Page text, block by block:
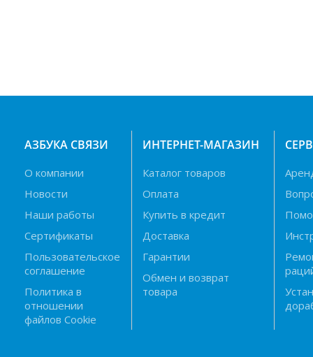
АЗБУКА СВЯЗИ
О компании
Новости
Наши работы
Сертификаты
Пользовательское
соглашение
Политика в
отношении
файлов Cookie
ИНТЕРНЕТ-МАГАЗИН
Каталог товаров
Оплата
Купить в кредит
Доставка
Гарантии
Обмен и возврат
товара